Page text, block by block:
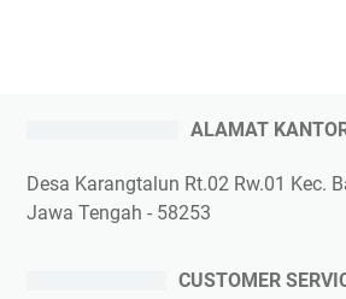
ALAMAT
Desa Karangtalun Rt.02 Rw.01 Kec.
Jawa Tengah - 58253
CUSTOMER